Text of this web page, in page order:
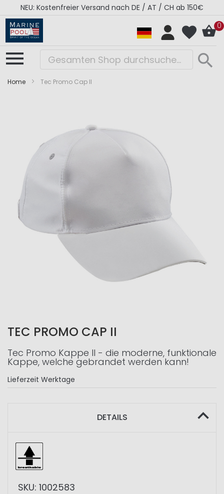
NEU: Kostenfreier Versand nach DE / AT / CH ab 150€
0
Home Tec Promo Cap II
Bildergalerie
Bildergalerie
TEC PROMO CAP II
Tec Promo Kappe II - die moderne, funktionale
Kappe, welche gebrandet werden kann!
Lieferzeit Werktage
DETAILS
SKU: 1002583